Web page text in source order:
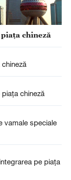
chineză
chineză
vamale speciale
pe piața